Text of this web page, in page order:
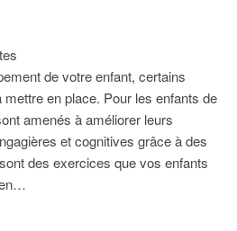
de votre enfant, certains
en place. Pour les enfants de
amenés à améliorer leurs
et cognitives grâce à des
des exercices que vos enfants